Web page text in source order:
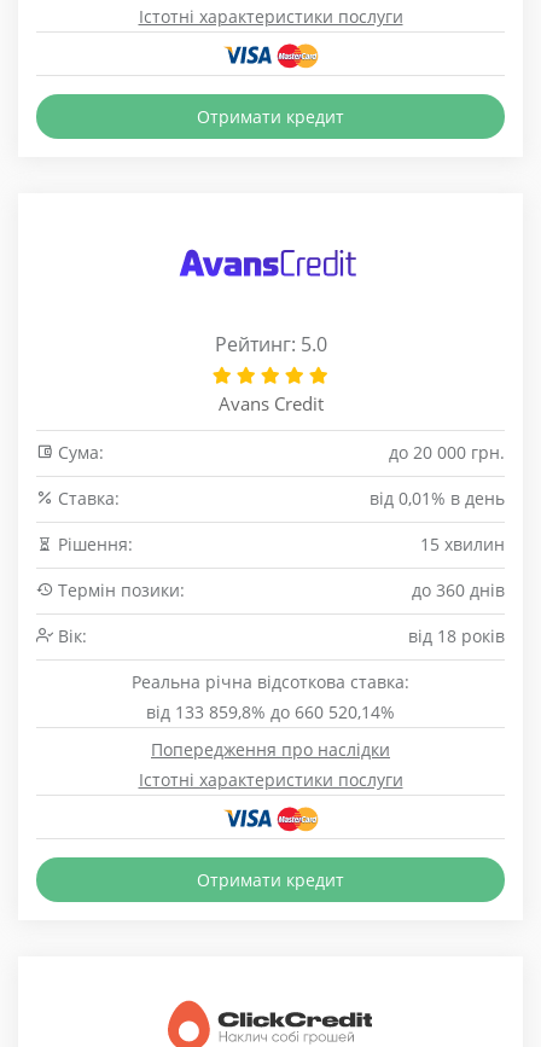
Істотні характеристики послуги
Отримати кредит
Рейтинг: 5.0
Avans Credit
Сума:
до 20 000 грн.
Cтавка:
від 0,01% в день
Рішення:
15 хвилин
Термін позики:
до 360 днів
Вік:
від 18 років
Реальна річна відсоткова ставка:
від 133 859,8% до 660 520,14%
Попередження про наслідки
Істотні характеристики послуги
Отримати кредит